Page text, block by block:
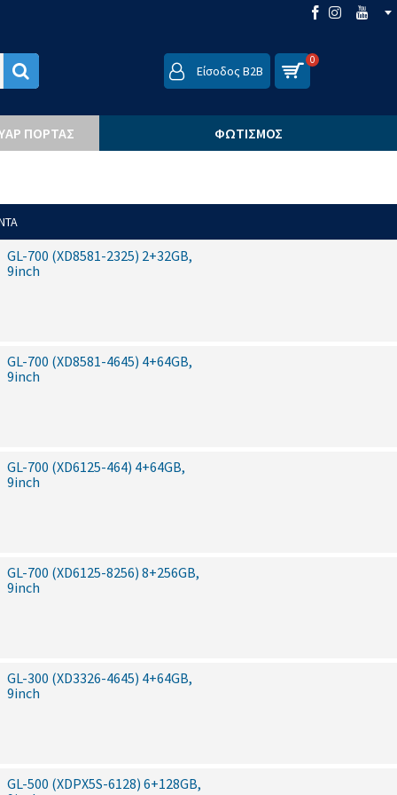
Είσοδος B2B
0
ΠΌΡΤΑΣ ΦΩΤΙΣΜΌΣ
GL-700 (XD8581-2325) 2+32GB,
9inch
GL-700 (XD8581-4645) 4+64GB,
9inch
GL-700 (XD6125-464) 4+64GB,
9inch
GL-700 (XD6125-8256) 8+256GB,
9inch
GL-300 (XD3326-4645) 4+64GB,
9inch
GL-500 (XDPX5S-6128) 6+128GB,